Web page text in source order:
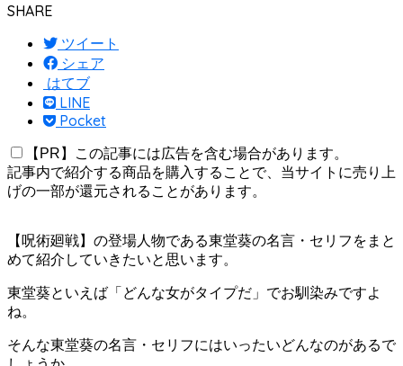
SHARE
ツイート
シェア
はてブ
LINE
Pocket
【PR】この記事には広告を含む場合があります。
記事内で紹介する商品を購入することで、当サイトに売り上
げの一部が還元されることがあります。
【呪術廻戦】の登場人物である東堂葵の名言・セリフをまと
めて紹介していきたいと思います。
東堂葵といえば「どんな女がタイプだ」でお馴染みですよ
ね。
そんな東堂葵の名言・セリフにはいったいどんなのがあるで